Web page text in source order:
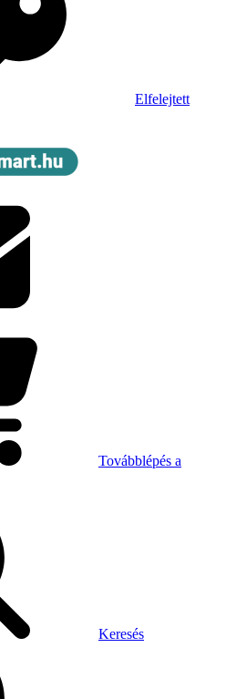
Elfelejtett
Továbblépés a
Keresés